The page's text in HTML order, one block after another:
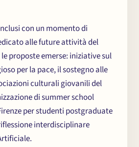
con un momento di
alle future attività del
proposte emerse: iniziative sul
per la pace, il sostegno alle
culturali giovanili del
di summer school
per studenti postgraduate
interdisciplinare